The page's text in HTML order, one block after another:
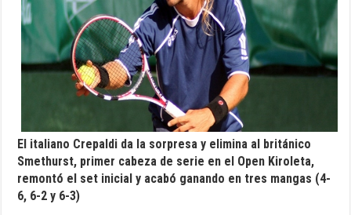
El italiano Crepaldi da la sorpresa y elimina al británico
Smethurst, primer cabeza de serie en el Open Kiroleta,
remontó el set inicial y acabó ganando en tres mangas (4-
6, 6-2 y 6-3)